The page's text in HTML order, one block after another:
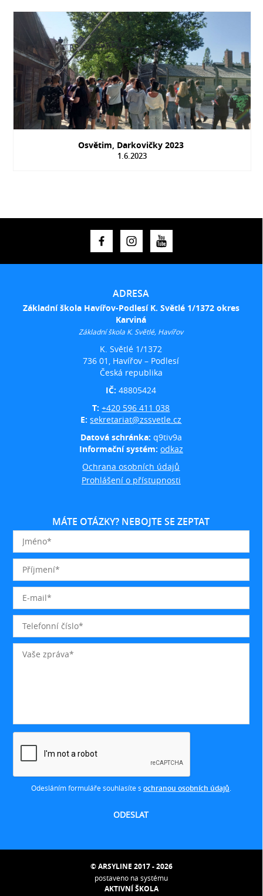
Osvětim, Darkovičky 2023
1.6.2023
ADRESA
Základní škola Havířov-Podlesí K. Světlé 1/1372 okres
Karviná
Základní škola K. Světlé, Havířov
K. Světlé 1/1372
736 01, Havířov – Podlesí
Česká republika
IČ:48805424
T:+420 596 411 038
E:sekretariat@zssvetle.cz
Datová schránka: q9tiv9a
Informační systém: odkaz
Ochrana osobních údajů
Prohlášení o přístupnosti
MÁTE OTÁZKY? NEBOJTE SE ZEPTAT
Odesláním formuláře souhlasíte s ochranou osobních údajů
© ARSYLINE 2017 - 2026
postaveno na systému
AKTIVNÍ ŠKOLA